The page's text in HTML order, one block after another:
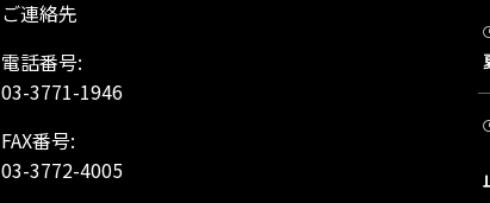
ご連絡先
電話番号:
03-3771-1946
FAX番号:
03-3772-4005